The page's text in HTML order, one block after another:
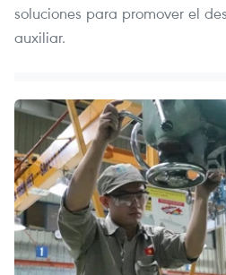
soluciones para promover el
auxiliar.